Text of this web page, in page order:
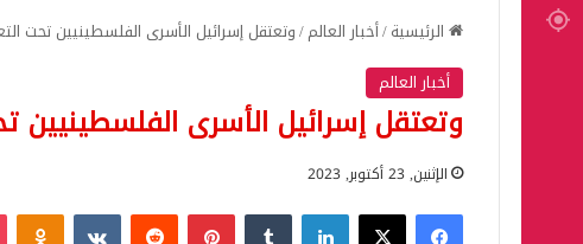
الرئيسية/أخبار العالم/وتعتقل إسرائيل الأسرى الفلسطينيين تحت
أخبار العالم
وتعتقل إسرائيل الأسرى الفلسطينيين
الإثنين, 23 أكتوبر, 2023
فيسبوك‫X لينكدإن بينتيريست